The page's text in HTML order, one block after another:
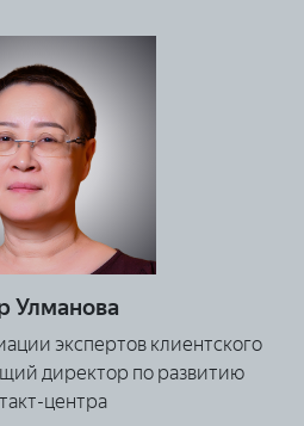
Улманова
экспертов клиентского
директор по развитию
центра